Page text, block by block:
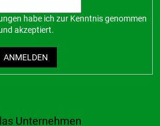
Unternehmen
habe ich zur Kenntnis genommen
akzeptiert.
ANMELDEN